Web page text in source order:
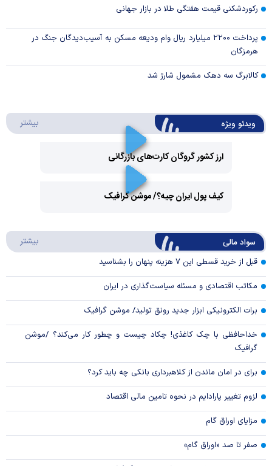
رکوردشکنی قیمت هفتگی طلا در بازار‌ جهانی
پرداخت ۲۲۰۰ میلیارد ریال وام ودیعه مسکن به آسیب‌دیدگان جنگ در
هرمزگان
کالابرگ سه دهک مشمول شارژ شد
ویدئو ویژه بیشتر
ارز کشور گروگان کارت‌های بازرگانی
Video
کیف پول ایران چیه؟/ موشن گرافیک
سواد مالی بیشتر
قبل از خرید قسطی این ۷ هزینه پنهان را بشناسید
مکاتب اقتصادی و مسئله سیاست‌گذاری در ایران
برات الکترونیکی ابزار جدید رونق تولید/ موشن گرافیک
خداحافظی با چک کاغذی! چکاد چیست و چطور کار می‌کند؟ /موشن
گرافیک
برای در امان ماندن از کلاهبرداری بانکی چه باید کرد؟
لزوم تغییر پارادایم در نحوه تامین مالی اقتصاد
مزایای اوراق گام
صفر تا صد «اوراق گام»